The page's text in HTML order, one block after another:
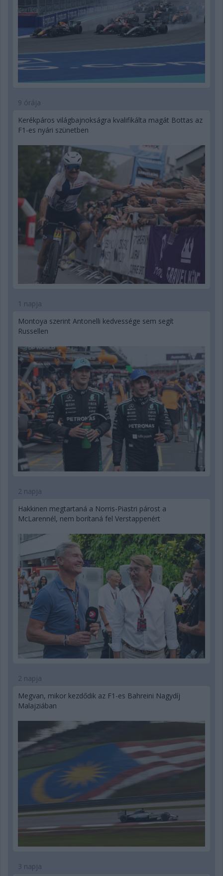
9 órája
Kerékpáros világbajnokságra kvalifikálta magát Bottas az
F1-es nyári szünetben
1 napja
Montoya szerint Antonelli kedvessége sem segít
Russellen
2 napja
Hakkinen megtartaná a Norris-Piastri párost a
McLarennél, nem borítaná fel Verstappenért
2 napja
Megvan, mikor kezdődik az F1-es Bahreini Nagydíj
Malajziában
3 napja